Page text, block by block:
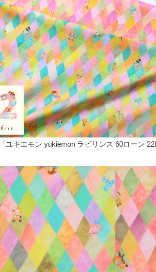
ユキエモン yukiemon ラビリンス 60ローン